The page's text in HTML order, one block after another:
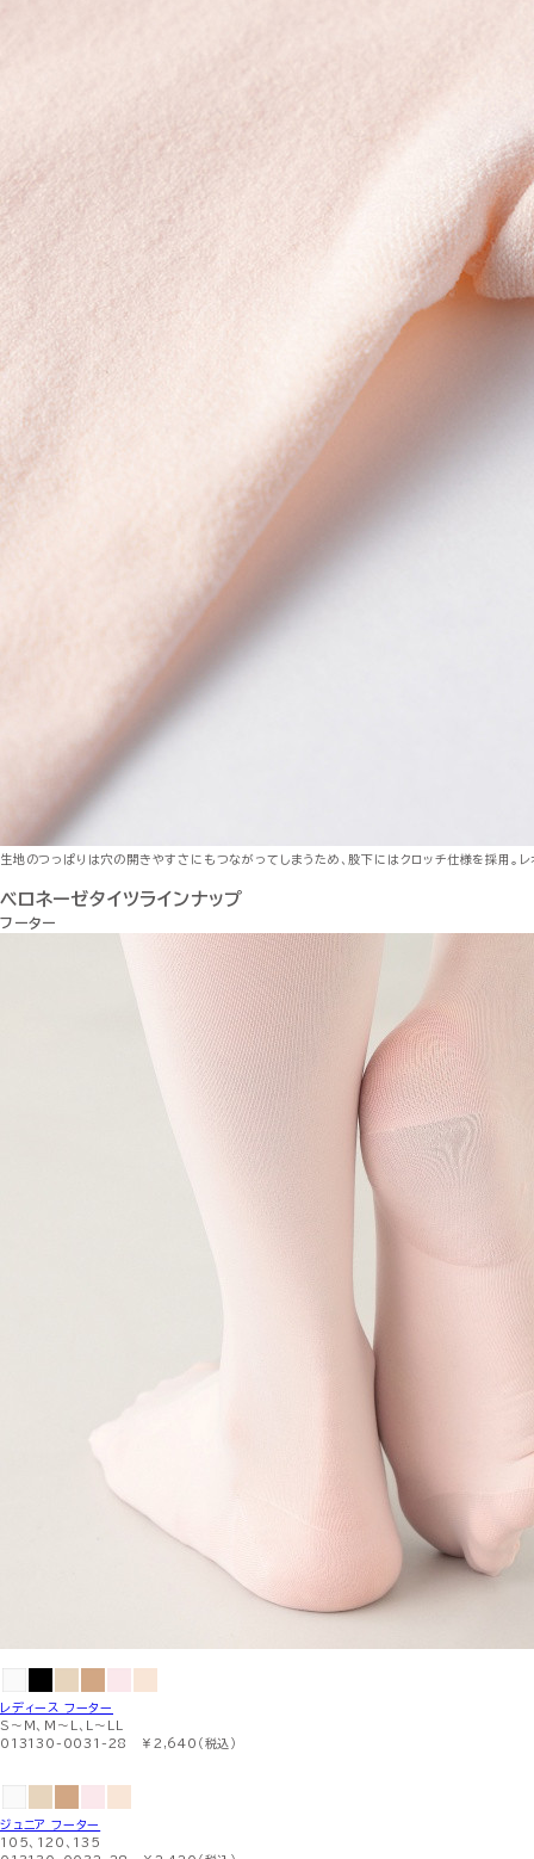
生地のつっぱりは穴の開きやすさにもつながってしまうため、股下にはクロッチ仕様を採用。
ベロネーゼタイツラインナップ
フーター
レディース フーター
S〜M、M〜L、L〜LL
013130-0031-28 ￥2,640（税込）
ジュニア フーター
105、120、135